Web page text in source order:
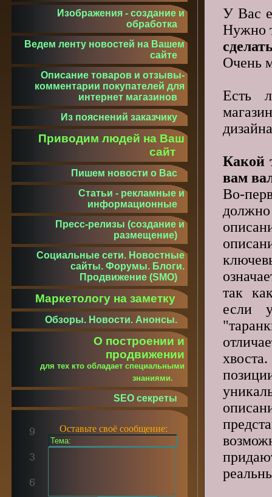
У Вас
Нужно
Очень
Есть
Какой
вам
Во-
так
если
Изображения - создание и
обработка
Ведем ленту новостей на Вашем
сайте
Описание товаров и отзывы-
комментарии покупателей для
интернет магазинов
Из пояснений заказчику
Приводим людей на Ваш
сайт
Пишем новости о Вас
Статьи - рекламные и
информационные
Пресс-релизы (создание и
размещение)
Социальные сети. Новостные
сайты. Форумы. Блоги.
Продвижение (SMO)
Маркетологу на заметку
Обзоры. Новости. Анонсы.
О построении и
продвижении
для тех кто обладает специальными
знаниями.
SEO секреты
Оставьте своё сообщение: